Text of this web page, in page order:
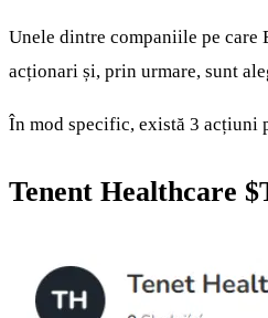
Unele dintre companiile pe care
acționari și, prin urmare, sunt
În mod specific, există 3 acțiuni
Tenent Healthcare